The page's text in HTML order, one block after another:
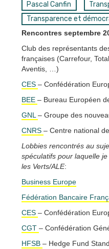
Pascal Canfin
Transparence et
Rencontres septembre
Club des représentants
françaises (Carrefour,
Aventis, …)
CES – Confédération
BEE – Bureau Européen
GNL – Groupe des
CNRS – Centre national
Lobbies rencontrés au
spéculatifs pour laquelle
les Verts/ALE:
Business Europe
Fédération Bancaire
CES – Confédération
CGT – Confédération
HFSB – Hedge Fund